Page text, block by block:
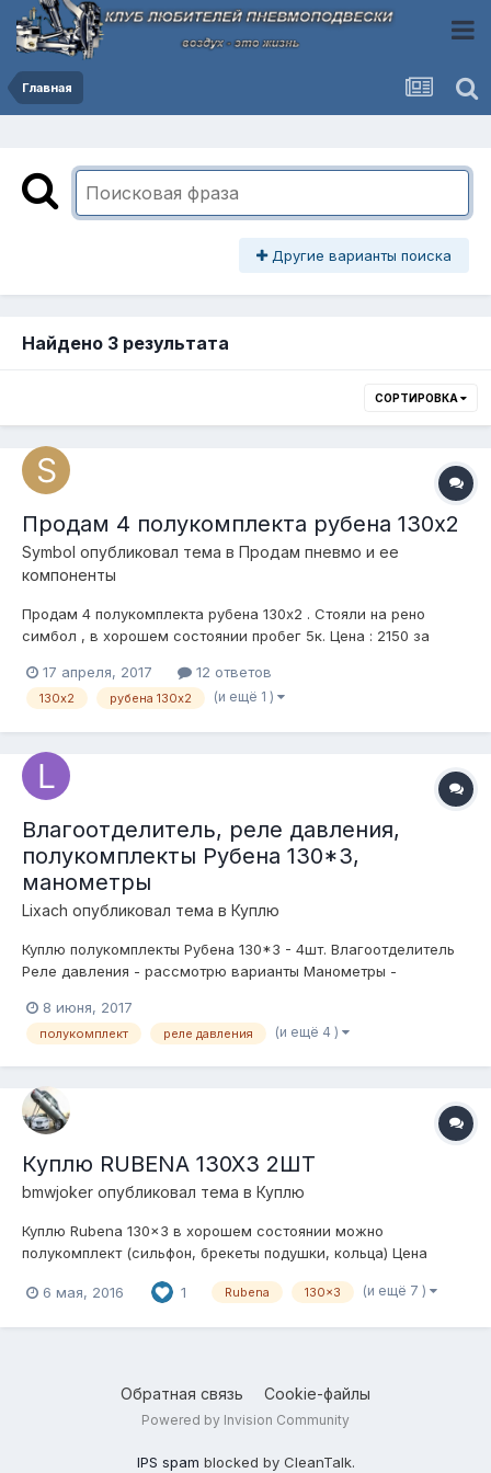
Главная
Другие варианты поиска
Найдено 3 результата
СОРТИРОВКА
Продам 4 полукомплекта рубена 130х2
Symbol опубликовал тема в Продам пневмо и ее
компоненты
Продам 4 полукомплекта рубена 130х2 . Стояли на рено
симбол , в хорошем состоянии пробег 5к. Цена : 2150 за
987-восемь3пять-восемь0-четыре6
17 апреля, 2017 12 ответов
130х2 рубена 130х2 (и ещё 1 )
Влагоотделитель, реле давления,
полукомплекты Рубена 130*3,
манометры
Lixach опубликовал тема в Куплю
Куплю полукомплекты Рубена 130*3 - 4шт. Влагоотделитель
Реле давления - рассмотрю варианты Манометры -
8 июня, 2017
полукомплект реле давления (и ещё 4 )
Куплю RUBENA 130X3 2ШТ
bmwjoker опубликовал тема в Куплю
Куплю Rubena 130x3 в хорошем состоянии можно
полукомплект (сильфон, брекеты подушки, кольца) Цена
Сам из Краснодарского края г. Усть-Лабинск
6 мая, 2016 1 Rubena 130x3 (и ещё 7 )
Обратная связь Cookie-файлы
Powered by Invision Community
IPS spam blocked by CleanTalk.